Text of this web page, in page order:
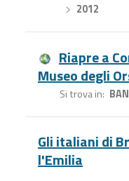
2012
Riapre a
Museo degli
Si trova in
Gli italiani di
l'Emilia